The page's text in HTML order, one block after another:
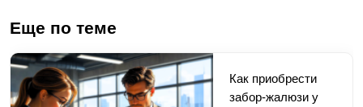
Еще по теме
Как приобрести
забор-жалюзи у